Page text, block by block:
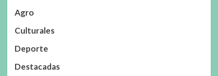
Agro
Culturales
Deporte
Destacadas